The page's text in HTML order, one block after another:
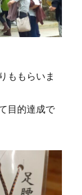
ももらいま
目的達成で